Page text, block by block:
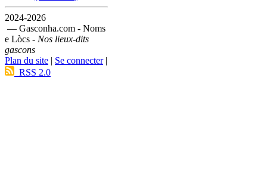
2024-2026
— Gasconha.com - Noms
e Lòcs - Nos lieux-dits
gascons
Plan du site | Se connecter|
RSS 2.0